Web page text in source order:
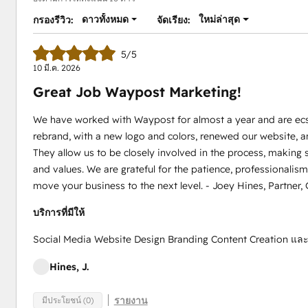
กรองรีวิว: ดาวทั้งหมด จัดเรียง: ใหม่ล่าสุด
5/5
10 มี.ค. 2026
Great Job Waypost Marketing!
We have worked with Waypost for almost a year and are
rebrand, with a new logo and colors, renewed our
They allow us to be closely involved in the process,
and values. We are grateful for the patience,
move your business to the next level. - Joey Hines,
บริการที่มีให้
Social Media Website Design Branding Content Creation แล
Hines, J.
มีประโยชน์ (0) รายงาน